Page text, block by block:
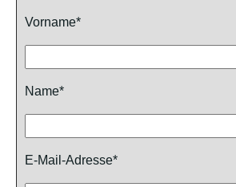
Vorname*
Name*
E-Mail-Adresse*